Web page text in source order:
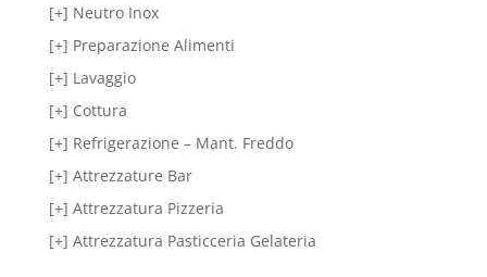
[+] Neutro Inox
[+] Preparazione Alimenti
[+] Lavaggio
[+] Cottura
[+] Refrigerazione – Mant. Freddo
[+] Attrezzature Bar
[+] Attrezzatura Pizzeria
[+] Attrezzatura Pasticceria Gelateria